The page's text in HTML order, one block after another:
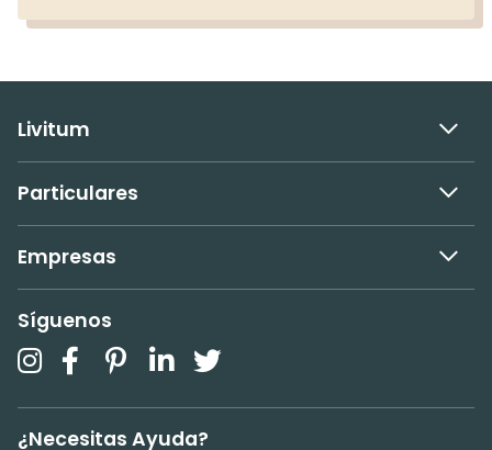
Livitum
Particulares
Empresas
Síguenos
¿Necesitas Ayuda?